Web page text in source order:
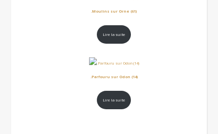
.Moulins sur Orne (61)
Lire la suite
.Parfouru sur Odon (14)
Lire la suite